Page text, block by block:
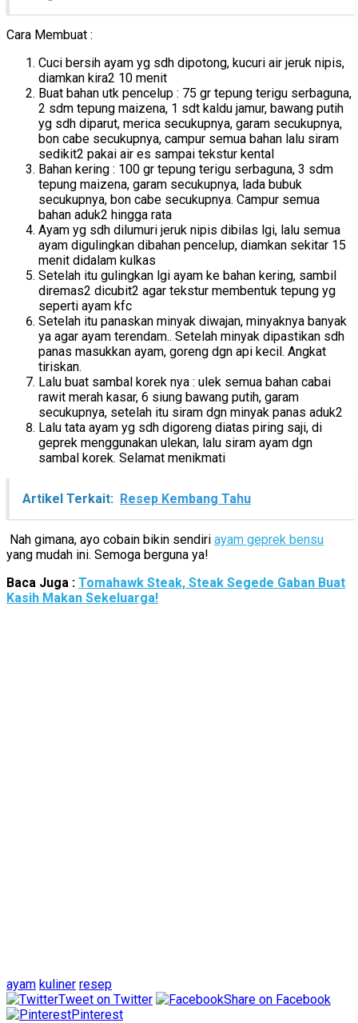
Cara Membuat :
Cuci bersih ayam yg sdh dipotong, kucuri air jeruk nipis,
diamkan kira2 10 menit
Buat bahan utk pencelup : 75 gr tepung terigu serbaguna,
2 sdm tepung maizena, 1 sdt kaldu jamur, bawang putih
yg sdh diparut, merica secukupnya, garam secukupnya,
bon cabe secukupnya, campur semua bahan lalu siram
sedikit2 pakai air es sampai tekstur kental
Bahan kering : 100 gr tepung terigu serbaguna, 3 sdm
tepung maizena, garam secukupnya, lada bubuk
secukupnya, bon cabe secukupnya. Campur semua
bahan aduk2 hingga rata
Ayam yg sdh dilumuri jeruk nipis dibilas lgi, lalu semua
ayam digulingkan dibahan pencelup, diamkan sekitar 15
menit didalam kulkas
Setelah itu gulingkan lgi ayam ke bahan kering, sambil
diremas2 dicubit2 agar tekstur membentuk tepung yg
seperti ayam kfc
Setelah itu panaskan minyak diwajan, minyaknya banyak
ya agar ayam terendam.. Setelah minyak dipastikan sdh
panas masukkan ayam, goreng dgn api kecil. Angkat
tiriskan.
Lalu buat sambal korek nya : ulek semua bahan cabai
rawit merah kasar, 6 siung bawang putih, garam
secukupnya, setelah itu siram dgn minyak panas aduk2
Lalu tata ayam yg sdh digoreng diatas piring saji, di
geprek menggunakan ulekan, lalu siram ayam dgn
sambal korek. Selamat menikmati
Artikel Terkait: Resep Kembang Tahu
Nah gimana, ayo cobain bikin sendiri ayam geprek bensu
yang mudah ini. Semoga berguna ya!
Baca Juga : Tomahawk Steak, Steak Segede Gaban Buat
Kasih Makan Sekeluarga!
ayam kuliner resep
Tweet on Twitter
Share on Facebook
Pinterest